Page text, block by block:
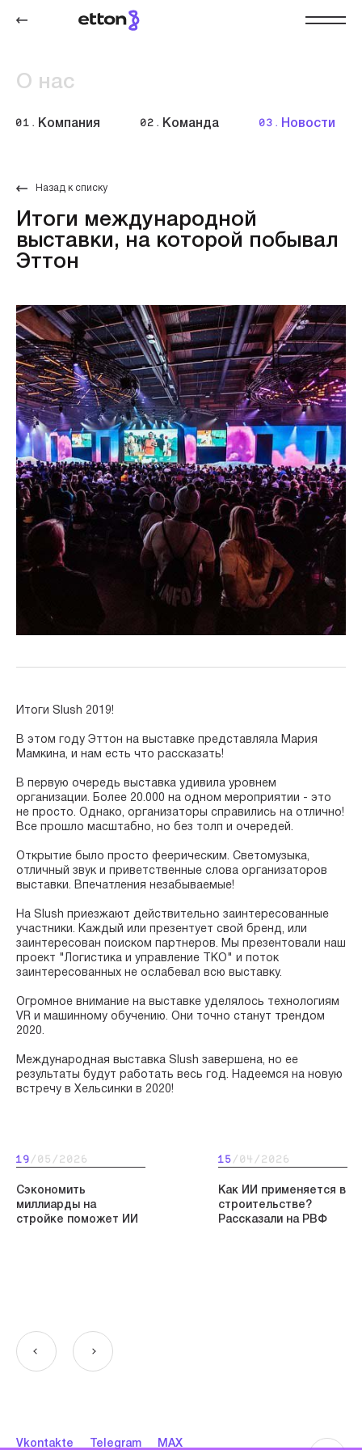
О нас
01. Компания 02. Команда 03. Новости
Назад к списку
Итоги международной
выставки, на которой побывал
Эттон
Итоги Slush 2019!
В этом году Эттон на выставке представляла Мария
Мамкина, и нам есть что рассказать!
В первую очередь выставка удивила уровнем
организации. Более 20.000 на одном мероприятии - это
не просто. Однако, организаторы справились на отлично!
Все прошло масштабно, но без толп и очередей.
Открытие было просто феерическим. Светомузыка,
отличный звук и приветственные слова организаторов
выставки. Впечатления незабываемые!
На Slush приезжают действительно заинтересованные
участники. Каждый или презентует свой бренд, или
заинтересован поиском партнеров. Мы презентовали наш
проект "Логистика и управление ТКО" и поток
заинтересованных не ослабевал всю выставку.
Огромное внимание на выставке уделялось технологиям
VR и машинному обучению. Они точно станут трендом
2020.
Международная выставка Slush завершена, но ее
результаты будут работать весь год. Надеемся на новую
встречу в Хельсинки в 2020!
19 /05/2026
Сэкономить
миллиарды на
стройке поможет ИИ
15 /04/2026
Как ИИ применяется в
строительстве?
Рассказали на РВФ
Vkontakte Telegram MAX